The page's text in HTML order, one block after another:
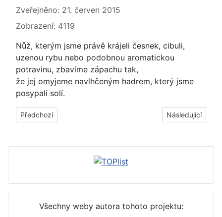
Zveřejněno: 21. červen 2015
Zobrazení: 4119
Nůž, kterým jsme právě krájeli česnek, cibuli,
uzenou rybu nebo podobnou aromatickou
potravinu, zbavíme zápachu tak,
že jej omyjeme navlhčeným hadrem, který jsme
posypali solí.
Předchozí článek: Jak skladovat, ukládat cestovní kufr, aby
Předchozí Další článek:
Následující
Všechny weby autora tohoto projektu: